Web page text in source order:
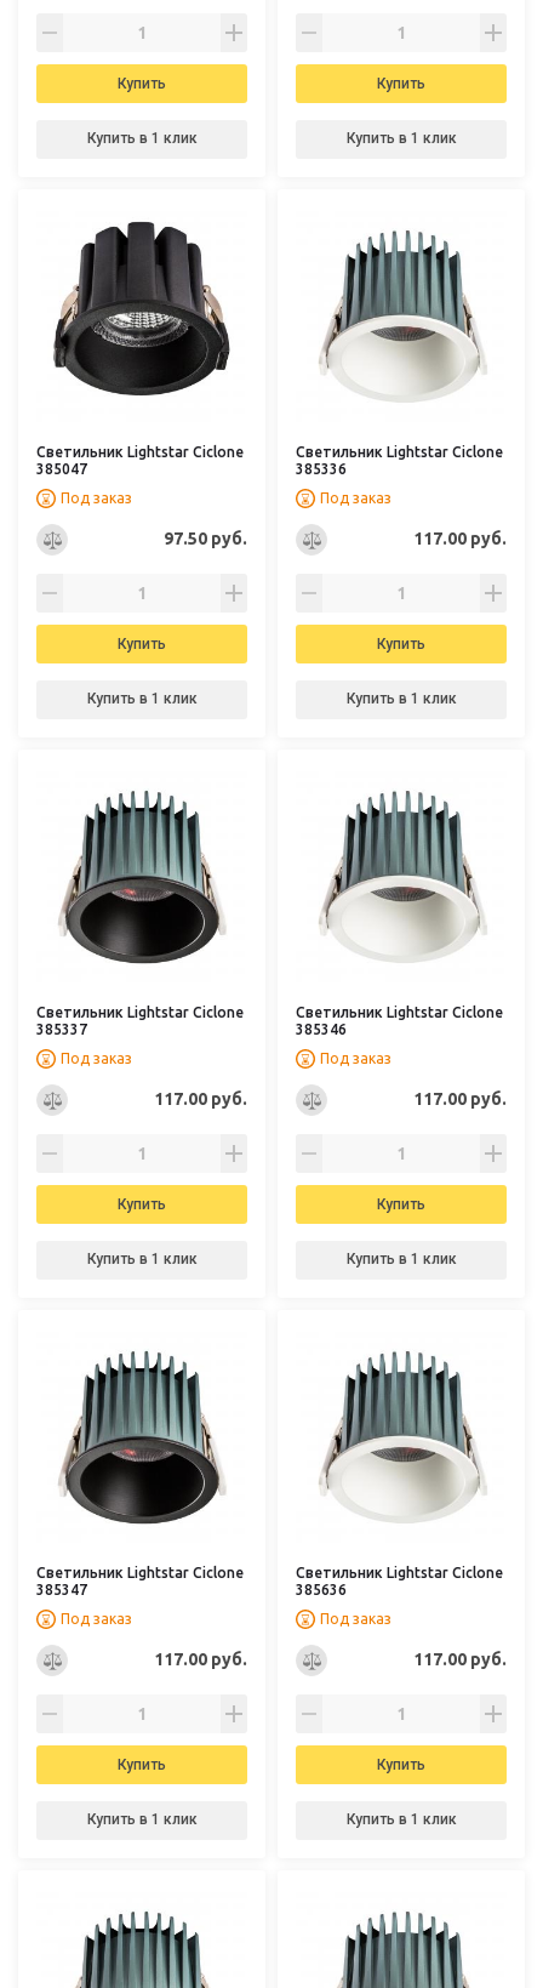
Купить
Купить в 1 клик
Купить
Купить в 1 клик
Светильник Lightstar Ciclone
385047
Под заказ
97.50 руб.
Купить
Купить в 1 клик
Светильник Lightstar Ciclone
385336
Под заказ
117.00 руб.
Купить
Купить в 1 клик
Светильник Lightstar Ciclone
385337
Под заказ
117.00 руб.
Купить
Купить в 1 клик
Светильник Lightstar Ciclone
385346
Под заказ
117.00 руб.
Купить
Купить в 1 клик
Светильник Lightstar Ciclone
385347
Под заказ
117.00 руб.
Купить
Купить в 1 клик
Светильник Lightstar Ciclone
385636
Под заказ
117.00 руб.
Купить
Купить в 1 клик